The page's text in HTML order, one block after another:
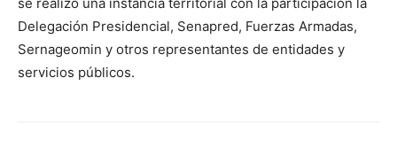
se realizó una instancia territorial con la participación la
Delegación Presidencial, Senapred, Fuerzas Armadas,
Sernageomin y otros representantes de entidades y
servicios públicos.